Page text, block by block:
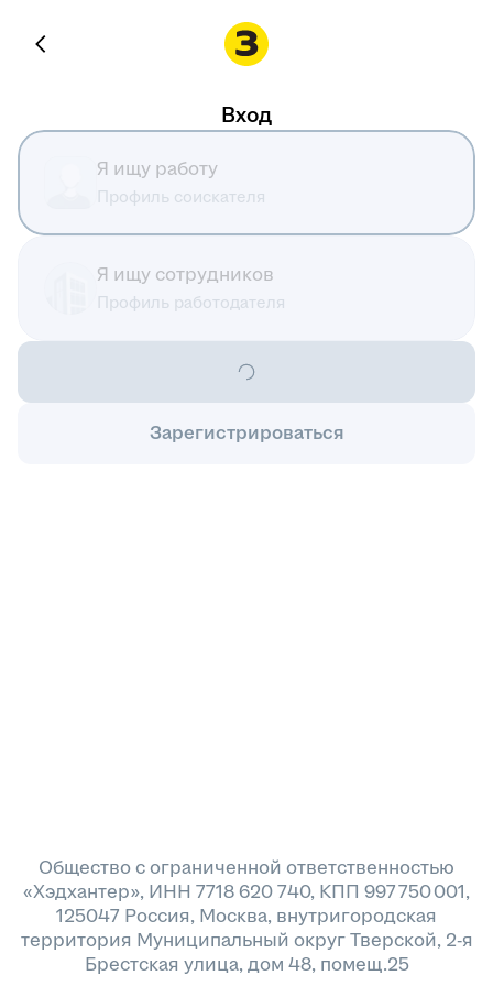
Вход
Я ищу работу
Профиль соискателя
Я ищу сотрудников
Профиль работодателя
Зарегистрироваться
Общество с ограниченной ответственностью
«Хэдхантер», ИНН 7718 620 740, КПП 997 750 001,
125047 Россия, Москва, внутригородская
территория Муниципальный округ Тверской, 2-я
Брестская улица, дом 48, помещ.25